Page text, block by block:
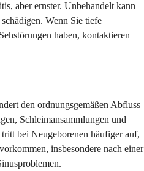
aber ernster. Unbehandelt kann
Wenn Sie tiefe
haben, kontaktieren
den ordnungsgemäßen Abfluss
Schleimansammlungen und
bei Neugeborenen häufiger auf,
insbesondere nach einer